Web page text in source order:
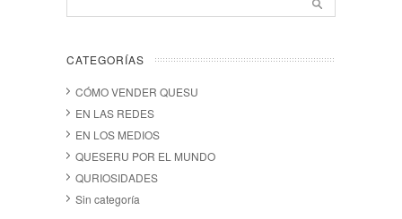
CATEGORÍAS
CÓMO VENDER QUESU
EN LAS REDES
EN LOS MEDIOS
QUESERU POR EL MUNDO
QURIOSIDADES
Sin categoría